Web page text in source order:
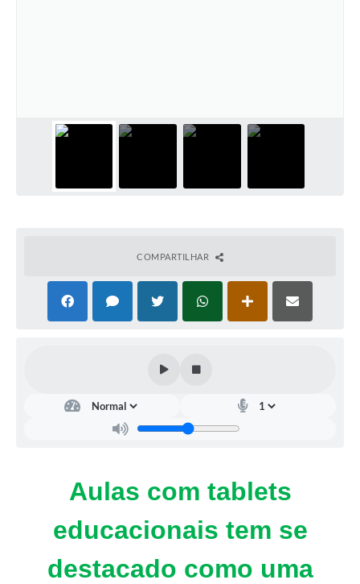
COMPARTILHAR
Aulas com tablets
educacionais tem se
destacado como uma